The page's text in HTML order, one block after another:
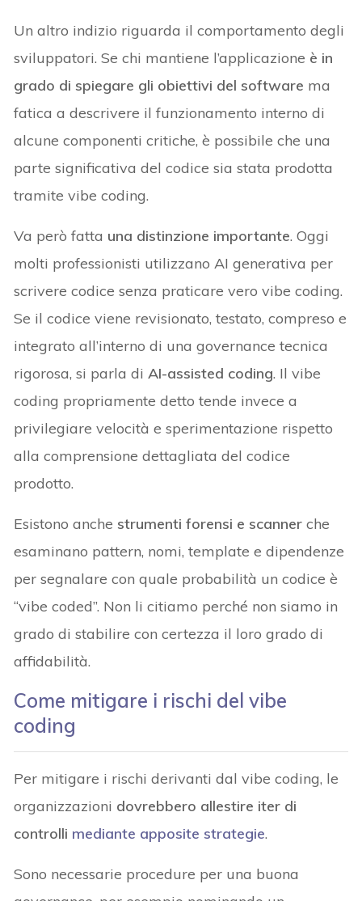
Un altro indizio riguarda il comportamento degli
sviluppatori. Se chi mantiene l’applicazione è in
grado di spiegare gli obiettivi del software ma
fatica a descrivere il funzionamento interno di
alcune componenti critiche, è possibile che una
parte significativa del codice sia stata prodotta
tramite vibe coding.
Va però fatta una distinzione importante. Oggi
molti professionisti utilizzano AI generativa per
scrivere codice senza praticare vero vibe coding.
Se il codice viene revisionato, testato, compreso e
integrato all’interno di una governance tecnica
rigorosa, si parla diAI-assisted coding. Il vibe
coding propriamente detto tende invece a
privilegiare velocità e sperimentazione rispetto
alla comprensione dettagliata del codice
prodotto.
Esistono anche strumenti forensi e scanner che
esaminano pattern, nomi, template e dipendenze
per segnalare con quale probabilità un codice è
“vibe coded”. Non li citiamo perché non siamo in
grado di stabilire con certezza il loro grado di
affidabilità.
Come mitigare i rischi del vibe
coding
Per mitigare i rischi derivanti dal vibe coding, le
organizzazioni dovrebbero allestire iter di
controlli mediante apposite strategie.
Sono necessarie procedure per una buona